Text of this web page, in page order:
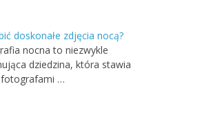
doskonałe zdjęcia nocą?
nocna to niezwykle
dziedzina, która stawia
…